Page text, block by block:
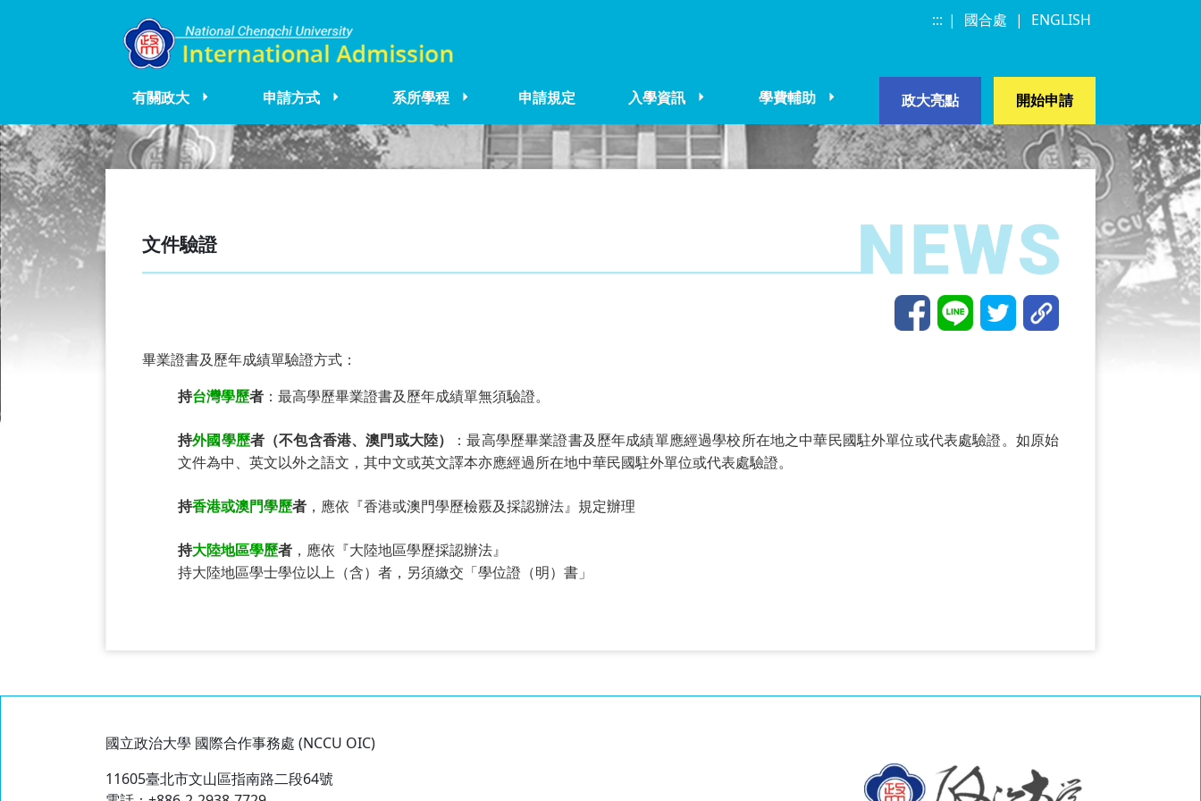
|| | 國合處 | ENGLISH
有關政大 申請方式 系所學程 申請規定 入學資訊 學費輔助 常見問題
政大亮點 開始申請
文件驗證
畢業證書及歷年成績單驗證方式：
持台灣學歷者 ：最高學歷畢業證書及歷年成績單無須驗證。
持外國學歷者（不包含香港、澳門或大陸）
：最高學歷畢業證書及歷年成績單應經過學校所在地之中華民國駐外單位或代表處驗證。如原始
文件為中、英文以外之語文，其中文或英文譯本亦應經過所在地中華民國駐外單位或代表處驗證。
持香港或澳門學歷者 ，應依『香港或澳門學歷檢覈及採認辦法』規定辦理
持大陸地區學歷者 ，應依『大陸地區學歷採認辦法』
持大陸地區學士學位以上（含）者，另須繳交「學位證（明）書」
國立政治大學 國際合作事務處 (NCCU OIC)
11605臺北市文山區指南路二段64號